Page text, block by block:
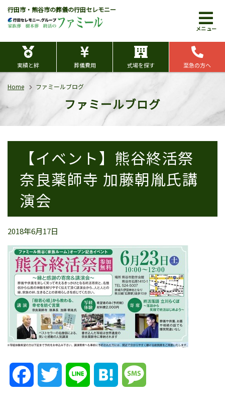
行田市・熊谷市の葬儀の行田セレモニー
メニュー
実績と絆 葬儀費用 式場を探す 至急の方へ
Home ファミールブログ
ファミールブログ
【イベント】熊谷終活祭
奈良薬師寺 加藤朝胤氏講
演会
2018年6月17日
FacebookTwitter Line Hatena